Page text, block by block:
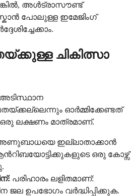
അൾട്രാസൗണ്ട്
പോലുള്ള ഇമേജിംഗ്
ചികിത്സാ
അടിസ്ഥാന
ഓർമ്മിക്കേണ്ടത്
ലക്ഷണം മാത്രമാണ്.
ഇല്ലാതാക്കാൻ
ഒരു കോഴ്സ്
പരിഹാരം ലളിതമാണ്:
ജല ഉപഭോഗം വർദ്ധിപ്പിക്കുക.